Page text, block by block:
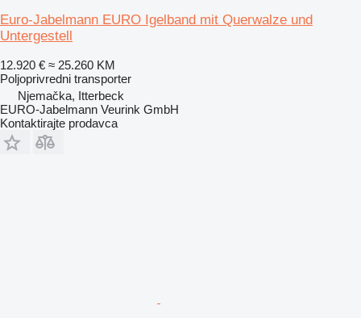
Euro-Jabelmann EURO Igelband mit Querwalze und
Untergestell
12.920 € ≈ 25.260 KM
Poljoprivredni transporter
Njemačka, Itterbeck
EURO-Jabelmann Veurink GmbH
Kontaktirajte prodavca